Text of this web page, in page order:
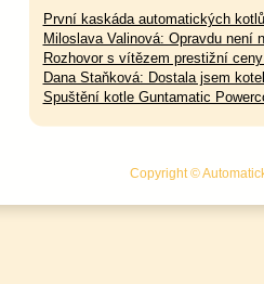
První kaskáda automatických
Miloslava Valinová: Opravdu není
Rozhovor s vítězem prestižní
Dana Staňková: Dostala jsem
Spuštění kotle Guntamatic
Copyright ©